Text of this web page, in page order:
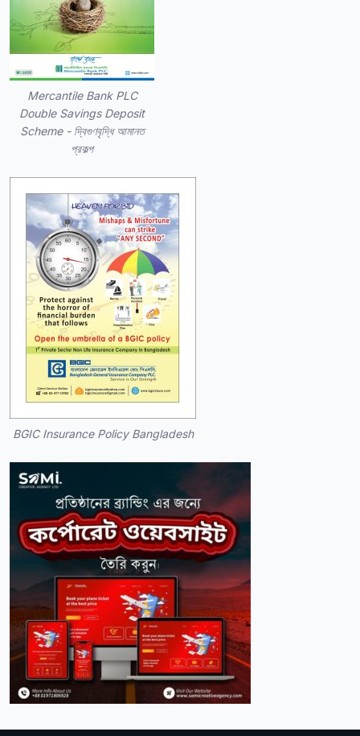
Mercantile Bank PLC
Double Savings Deposit
Scheme - দ্বিগুণবৃদ্ধি আমানত
প্রকল্প
BGIC Insurance Policy Bangladesh